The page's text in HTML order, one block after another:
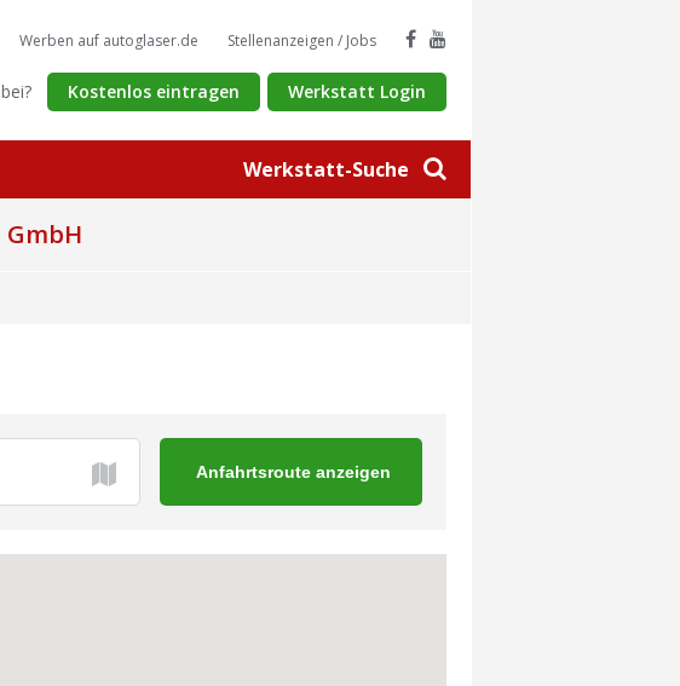
Werkstatt-Suche
Werben auf autoglaser.de Stellenanzeigen / Jobs
Kostenlos eintragen Werkstatt Login